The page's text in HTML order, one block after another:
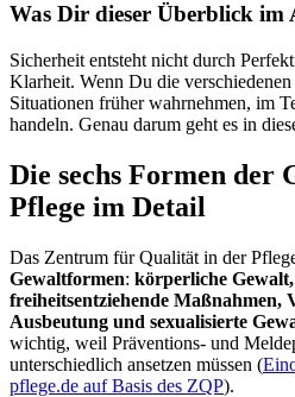
Was Dir dieser Überblick
Sicherheit entsteht nicht durch
Klarheit. Wenn Du die
Situationen früher wahrnehmen, im
handeln. Genau darum geht es in
Die sechs Formen der
Pflege im Detail
Das Zentrum für Qualität in der
Gewaltformen: körperliche
freiheitsentziehende Maßnahmen,
Ausbeutung und sexualisierte
wichtig, weil Präventions- und
unterschiedlich ansetzen müssen (
pflege.de auf Basis des ZQP).